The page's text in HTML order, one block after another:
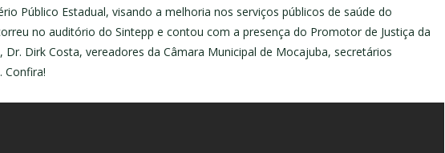
Público Estadual, visando a melhoria nos serviços públicos de saúde do
no auditório do Sintepp e contou com a presença do Promotor de Justiça da
Dr. Dirk Costa, vereadores da Câmara Municipal de Mocajuba, secretários
Confira!